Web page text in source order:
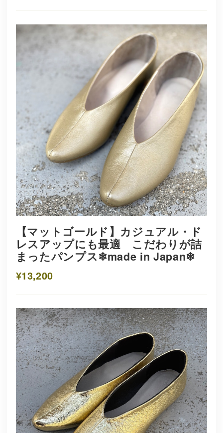
【マットゴールド】カジュアル・ド
レスアップにも最適 こだわりが詰
まったパンプス❄︎made in Japan❄︎
¥13,200